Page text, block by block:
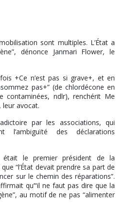
sont multiples. L’État a
dénonce Janmari Flower, le
+Ce n’est pas si grave+, et en
pas+” (de chlordécone en
contaminées, ndlr), renchérit Me
leur avocat.
par les associations, qui
l’ambiguïté des déclarations
était le premier président de la
“l’État devait prendre sa part de
sur le chemin des réparations”.
qu’“il ne faut pas dire que la
au motif de ne pas “alimenter